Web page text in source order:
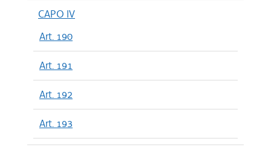
CAPO IV
Art. 190
Art. 191
Art. 192
Art. 193